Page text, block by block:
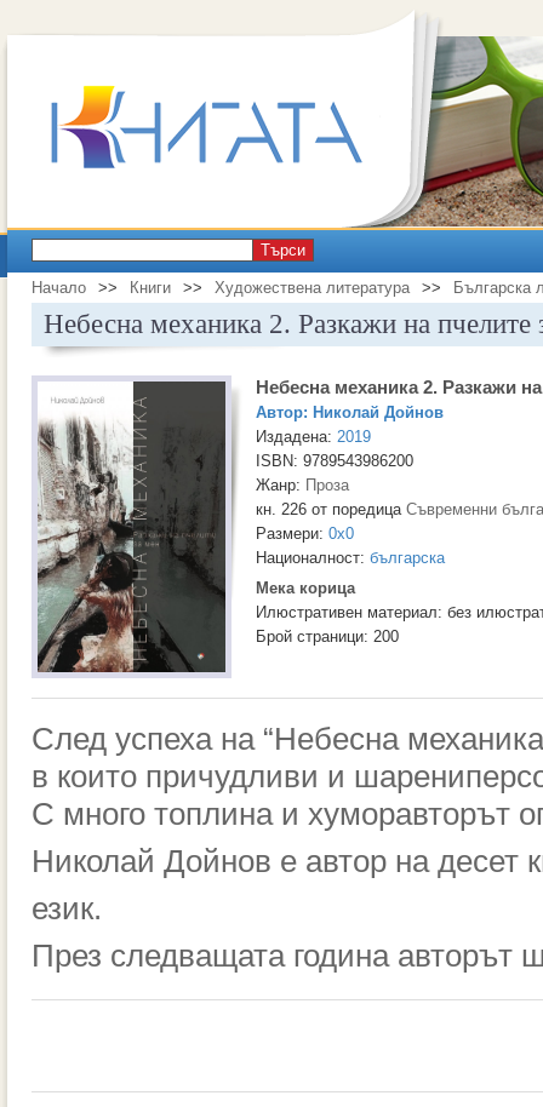
Търси
Начало >> Книги >> Художествена литература >> Българска
Небесна механика 2. Разкажи на пчелите
Небесна механика 2. Разкажи
Автор: Николай Дойнов
Издадена: 2019
ISBN: 9789543986200
Жанр: Проза
кн. 226 от поредица Съвременни
Размери: 0x0
Националност: българска
Мека корица
Илюстративен материал: без
Брой страници: 200
След успеха на“Небесна механика
в които причудливи и шарени
С много топлинаи хуморавторът
Николай Дойнов е автор на десет
език.
През следващата година авторът